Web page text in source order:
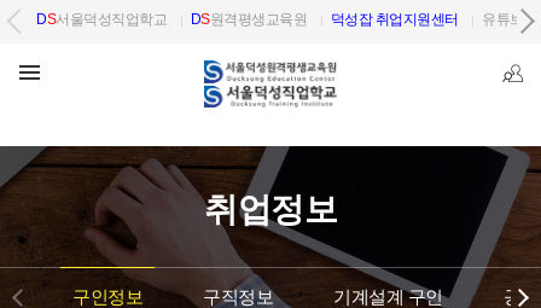
DS서울덕성직업학교 DS원격평생교육원 덕성잡 취업지원센터 유튜브
취업정보
구인정보 구직정보 기계설계 구인 공